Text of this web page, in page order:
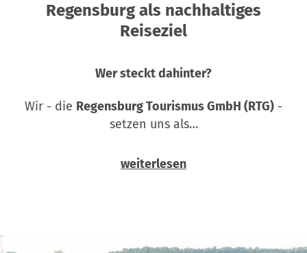
Regensburg als nachhaltiges
Reiseziel
Wer steckt dahinter?
Wir - die Regensburg Tourismus GmbH (RTG) -
setzen uns als…
weiterlesen